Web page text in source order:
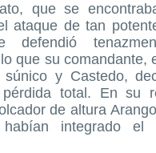
que se
ataque de tan
que su comandante,
súnico y Castedo,
total. En su
de altura
integrado el